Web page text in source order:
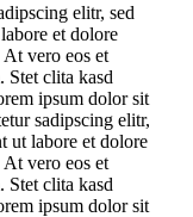
elitr, sed
et dolore
vero eos et
Stet clita kasd
ipsum dolor sit
sadipscing elitr,
ut labore et dolore
vero eos et
Stet clita kasd
ipsum dolor sit